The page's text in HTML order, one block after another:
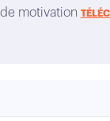
motivation